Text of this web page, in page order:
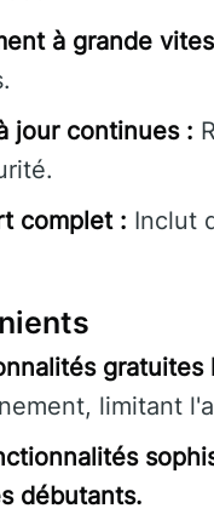
à grande
jour continues :
complet : Inclut
gratuites
limitant
débutants.